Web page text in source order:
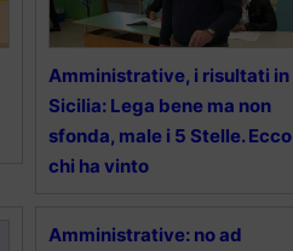
Amministrative, i risultati in
Sicilia: Lega bene ma non
sfonda, male i 5 Stelle. Ecco
chi ha vinto
Amministrative: no ad